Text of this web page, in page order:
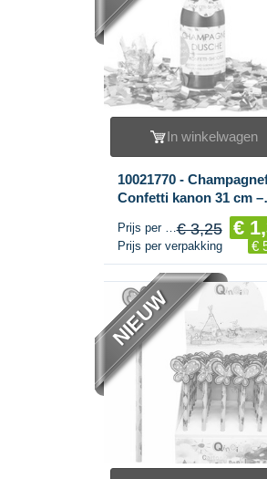
In winkelwagen
10021770 -
Confetti kanon 31 cm –
Kleur: zilver goud (4st.)
Prijs per stuk€ 3,25 €
Prijs per verpakking €
NIEUW